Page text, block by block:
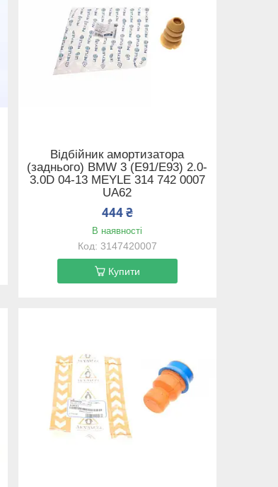
Відбійник амортизатора
(заднього) BMW 3 (E91/E93) 2.0-
3.0D 04-13 MEYLE 314 742 0007
UA62
444 ₴
В наявності
3147420007
Купити